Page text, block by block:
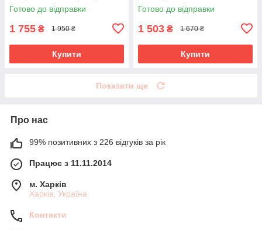
Готово до відправки
1 755 ₴ 1 950 ₴
Купити
Готово до відправки
1 503 ₴ 1 670 ₴
Купити
Показати ще
Про нас
99% позитивних з 226 відгуків за рік
Працює з 11.11.2014
м. Харків
Харків, Україна
Контакти